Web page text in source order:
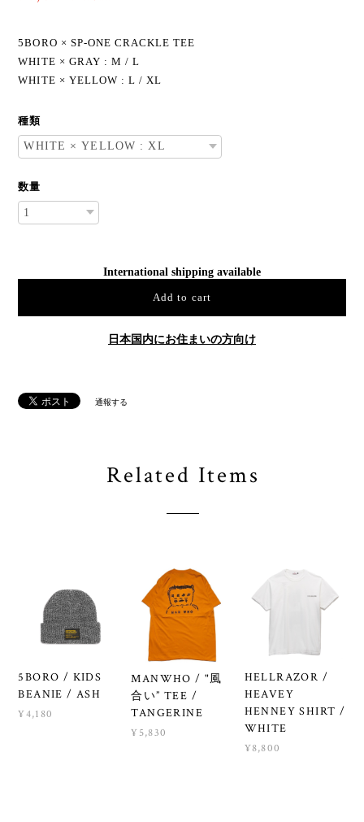
5BORO × SP-ONE CRACKLE TEE
WHITE × GRAY : M / L
WHITE × YELLOW : L / XL
種類
数量
International shipping available
Add to cart
日本国内にお住まいの方向け
通報する
Related Items
5BORO / KIDS
BEANIE / ASH
¥4,180
MANWHO / "風
合い” TEE /
TANGERINE
¥5,830
HELLRAZOR /
HEAVEY
HENNEY SHIRT /
WHITE
¥8,800